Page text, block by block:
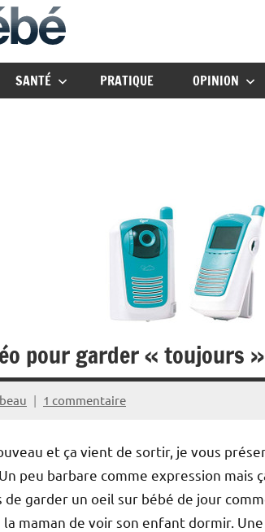
leblogbebe
another
The
SANTÉ PRATIQUE OPINION
pour garder « toujours
1 commentaire
et ça vient de sortir, je vous
peu barbare comme expression mais
garder un oeil sur bébé de jour
maman de voir son enfant dormir.